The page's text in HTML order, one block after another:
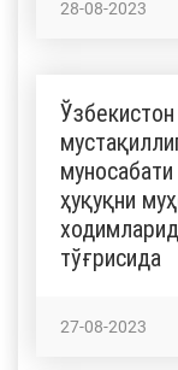
28-08-2023
ҳуқуқни
тўғрисида
27-08-2023